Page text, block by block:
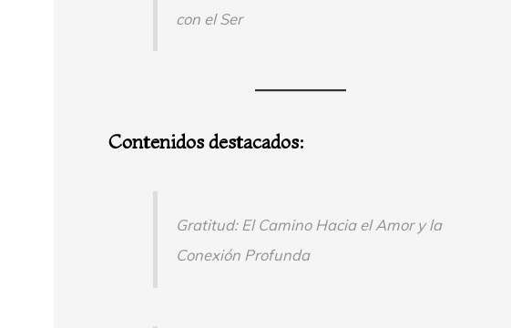
con el Ser
Contenidos destacados:
Gratitud: El Camino Hacia el Amor y la
Conexión Profunda